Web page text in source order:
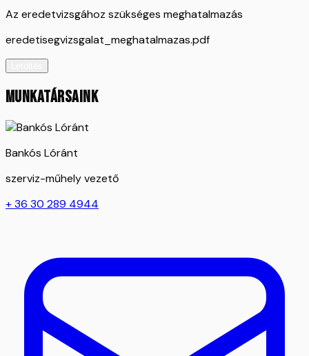
Az eredetvizsgához szükséges meghatalmazás
eredetisegvizsgalat_meghatalmazas.pdf
MUNKATÁRSAINK
Bankós Lóránt
szerviz-műhely vezető
+ 36 30 289 4944